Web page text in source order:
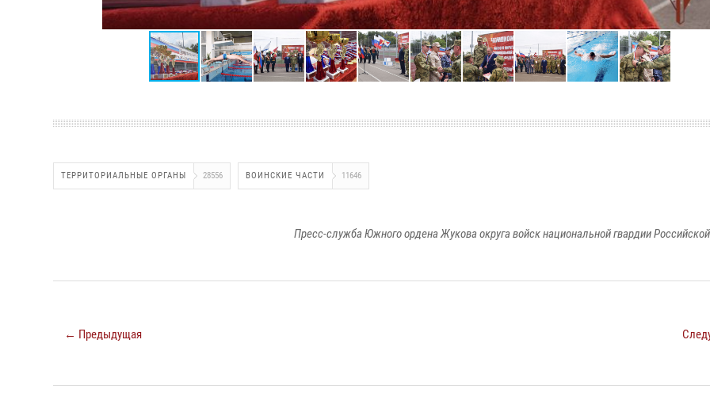
ТЕРРИТОРИАЛЬНЫЕ ОРГАНЫ 28556 ВОИНСКИЕ ЧАСТИ 11646
Пресс-служба Южного ордена Жукова округа войск национальной гвардии
← Предыдущая